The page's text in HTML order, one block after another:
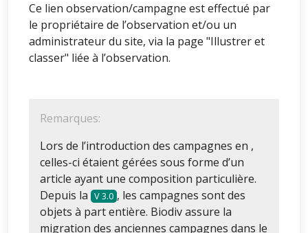
Ce lien observation/campagne est effectué par
le propriétaire de l’observation et/ou un
administrateur du site, via la page "Illustrer et
classer" liée à l’observation.
Remarques:
Lors de l’introduction des campagnes en ,
celles-ci étaient gérées sous forme d’un
article ayant une composition particulière.
Depuis la
3.0 , les campagnes sont des
objets à part entière. Biodiv assure la
migration des anciennes campagnes dans le